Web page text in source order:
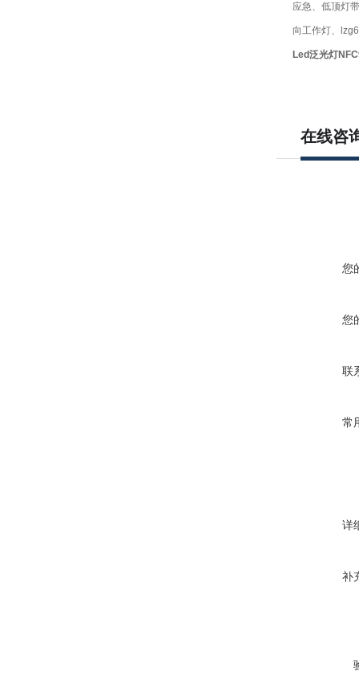
应急、低顶灯
向工作灯、
Led泛光灯
在线咨
您
您
联
常
详
补